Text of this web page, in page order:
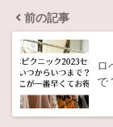
前の記事
ロ
で